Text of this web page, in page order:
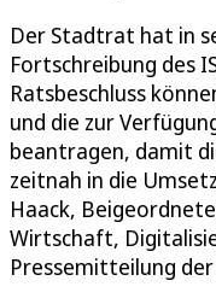
Der Stadtrat hat in
Fortschreibung des
Ratsbeschluss
und die zur
beantragen, damit
zeitnah in die
Haack,
Wirtschaft,
Pressemitteilung